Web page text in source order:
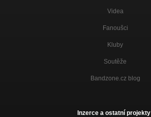
Videa
Fanoušci
Kluby
Soutěže
Bandzone.cz blog
Inzerce a ostatní projekty